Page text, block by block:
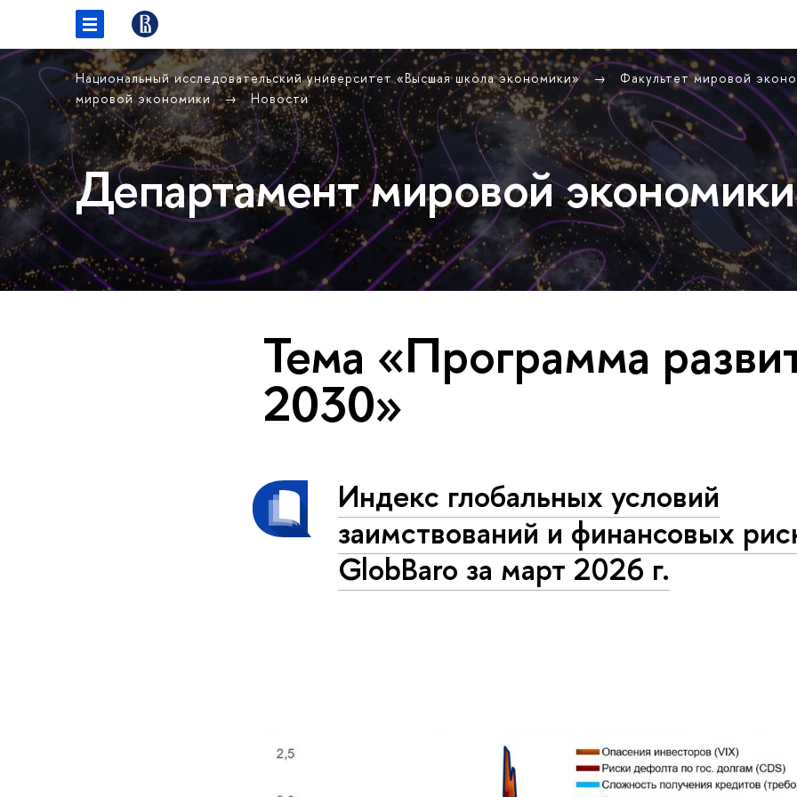
Национальный исследовательский университет «Высшая школа экономики»
Факультет мировой
мировой экономики
Новости
Департамент мировой экономики
Тема «Программа
2030»
Индекс глобальных условий
заимствований и финансовых
GlobBaro за март 2026 г.